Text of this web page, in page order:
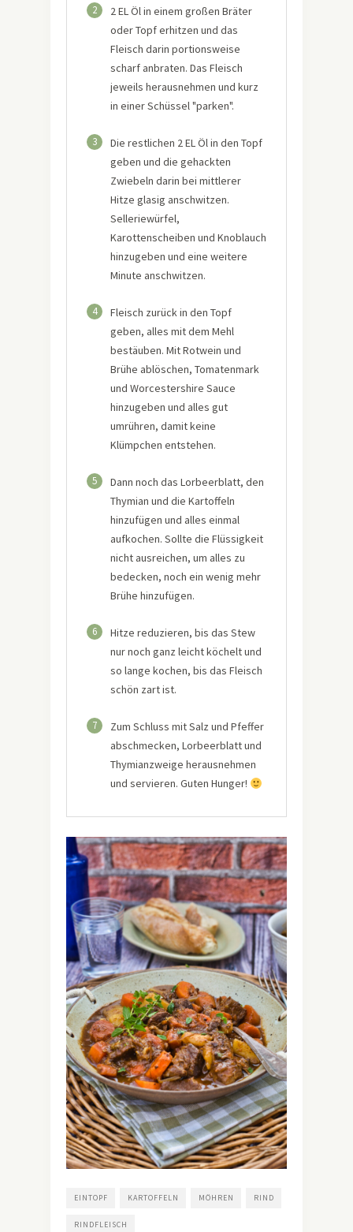
2
2 EL Öl in einem großen Bräter
oder Topf erhitzen und das
Fleisch darin portionsweise
scharf anbraten. Das Fleisch
jeweils herausnehmen und kurz
in einer Schüssel "parken".
3
Die restlichen 2 EL Öl in den Topf
geben und die gehackten
Zwiebeln darin bei mittlerer
Hitze glasig anschwitzen.
Selleriewürfel,
Karottenscheiben und Knoblauch
hinzugeben und eine weitere
Minute anschwitzen.
4
Fleisch zurück in den Topf
geben, alles mit dem Mehl
bestäuben. Mit Rotwein und
Brühe ablöschen, Tomatenmark
und Worcestershire Sauce
hinzugeben und alles gut
umrühren, damit keine
Klümpchen entstehen.
5
Dann noch das Lorbeerblatt, den
Thymian und die Kartoffeln
hinzufügen und alles einmal
aufkochen. Sollte die Flüssigkeit
nicht ausreichen, um alles zu
bedecken, noch ein wenig mehr
Brühe hinzufügen.
6
Hitze reduzieren, bis das Stew
nur noch ganz leicht köchelt und
so lange kochen, bis das Fleisch
schön zart ist.
7
Zum Schluss mit Salz und Pfeffer
abschmecken, Lorbeerblatt und
Thymianzweige herausnehmen
und servieren. Guten Hunger!
EINTOPF KARTOFFELN MÖHREN RIND
RINDFLEISCH